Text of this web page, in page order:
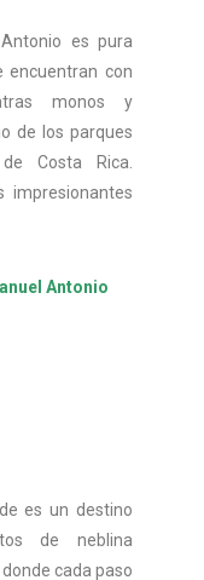
es pura
encuentran con
monos y
de los parques
Costa Rica.
impresionantes
Antonio
es un destino
de neblina
cada paso